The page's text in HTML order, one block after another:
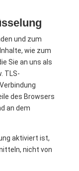
und zum
wie zum
Sie an uns als
TLS-
des Browsers
an dem
aktiviert ist,
nicht von